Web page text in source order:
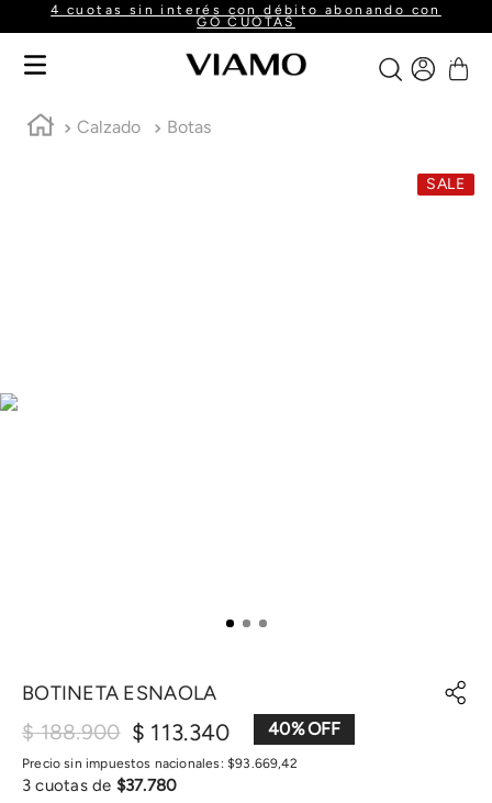
4 cuotas sin interés con débito abonando con
GO CUOTAS
Calzado Botas
SALE
BOTINETA ESNAOLA
$ 113.340
$ 188.900 40%
Precio sin impuestos nacionales: $93.669,42
3 cuotas de $37.780